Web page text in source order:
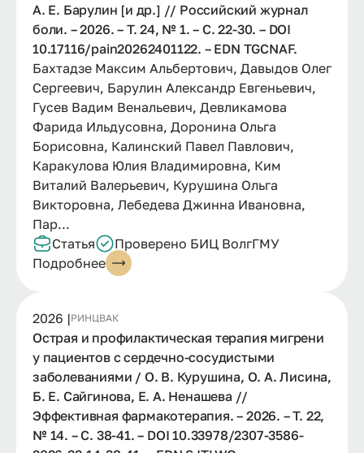
А. Е. Барулин [и др.] // Российский журнал
боли. – 2026. – Т. 24, № 1. – С. 22-30. – DOI
10.17116/pain20262401122. – EDN TGCNAF.
Бахтадзе Максим Альбертович, Давыдов Олег
Сергеевич, Барулин Александр Евгеньевич,
Гусев Вадим Венальевич, Девликамова
Фарида Ильдусовна, Доронина Ольга
Борисовна, Калинский Павел Павлович,
Каракулова Юлия Владимировна, Ким
Виталий Валерьевич, Курушина Ольга
Викторовна, Лебедева Джинна Ивановна,
Пар...
Статья
Проверено БИЦ ВолгГМУ
Подробнее
2026 |РИНЦВАК
Острая и профилактическая терапия мигрени
у пациентов с сердечно-сосудистыми
заболеваниями / О. В. Курушина, О. А. Лисина,
Б. Е. Сайгинова, Е. А. Ненашева //
Эффективная фармакотерапия. – 2026. – Т. 22,
№ 14. – С. 38-41. – DOI 10.33978/2307-3586-